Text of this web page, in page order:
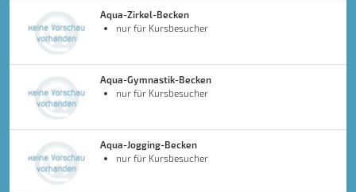
Aqua-Zirkel-Becken
nur für Kursbesucher
Aqua-Gymnastik-Becken
nur für Kursbesucher
Aqua-Jogging-Becken
nur für Kursbesucher